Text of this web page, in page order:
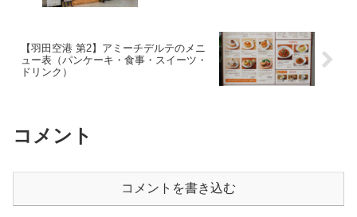
【羽田空港 第2】アミーチデルテのメニ
ュー表（パンケーキ・食事・スイーツ・
ドリンク）
コメント
コメントを書き込む